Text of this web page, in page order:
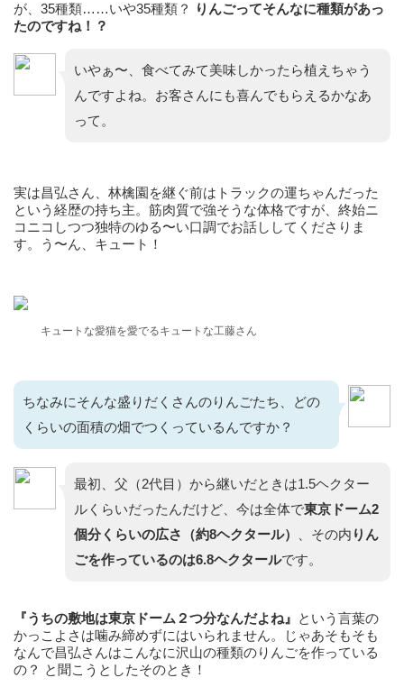
が、35種類……いや35種類？
りんごってそんなに種類があっ
たのですね！？
いやぁ〜、食べてみて美味しかったら植えちゃう
んですよね。お客さんにも喜んでもらえるかなあ
って。
実は昌弘さん、林檎園を継ぐ前はトラックの運ちゃんだった
という経歴の持ち主。筋肉質で強そうな体格ですが、終始ニ
コニコしつつ独特のゆる〜い口調でお話ししてくださりま
す。う〜ん、キュート！
キュートな愛猫を愛でるキュートな工藤さん
ちなみにそんな盛りだくさんのりんごたち、どの
くらいの面積の畑でつくっているんですか？
最初、父（2代目）から継いだときは1.5ヘクター
ルくらいだったんだけど、今は全体で東京ドーム2
個分くらいの広さ（約8ヘクタール）
、その内 りん
ごを作っているのは6.8ヘクタールです。
『うちの敷地は東京ドーム２つ分なんだよね』 という言葉の
かっこよさは噛み締めずにはいられません。じゃあそもそも
なんで昌弘さんはこんなに沢山の種類のりんごを作っている
の？ と聞こうとしたそのとき！